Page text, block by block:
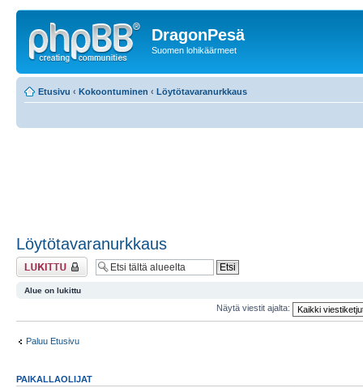
DragonPesä
Suomen lohikäärmeet
Etusivu ‹ Kokoontuminen ‹ Löytötavaranurkkaus
Löytötavaranurkkaus
Alue on lukittu
Alue on lukittu
Näytä viestit ajalta:
Paluu Etusivu
PAIKALLAOLIJAT